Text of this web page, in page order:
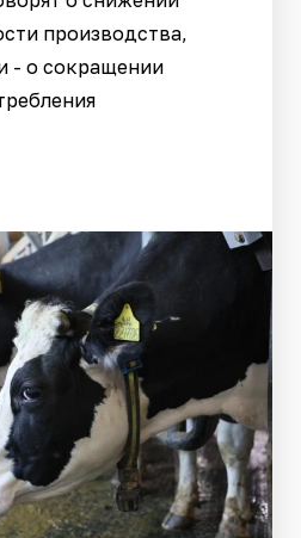
производства,
- о сокращении